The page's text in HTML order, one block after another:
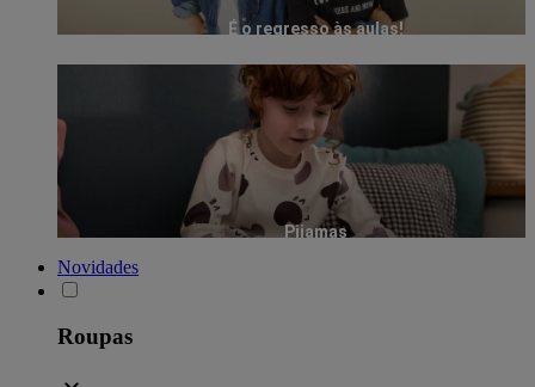
É o regresso às aulas!
Pijamas
Novidades
Roupas